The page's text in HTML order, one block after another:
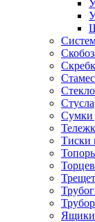
Стусла
Сумки
Тиски
Ящики